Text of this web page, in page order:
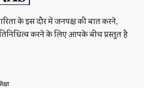
के इस दौर में जनपक्ष की बात करने,
करने के लिए आपके बीच प्रस्तुत है